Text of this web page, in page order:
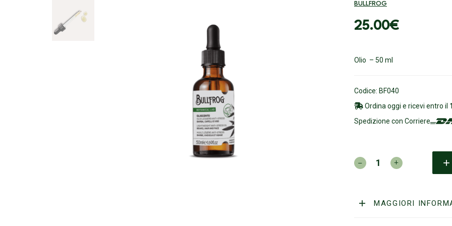
BULLFROG
Olio – 50 ml
Codice: BF040
Ordina oggi e ricevi entro il
Spedizione con Corriere
25.00€
BULLFROG
Barba
MAGGIORI